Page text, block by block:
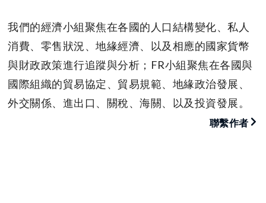
我們的經濟小組聚焦在各國的人口結構變化、私人
消費、零售狀況、地緣經濟、以及相應的國家貨幣
與財政政策進行追蹤與分析；FR小組聚焦在各國與
國際組織的貿易協定、貿易規範、地緣政治發展、
外交關係、進出口、關稅、海關、以及投資發展。
聯繫作者